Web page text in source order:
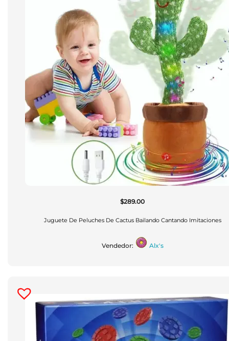
$289.00
Juguete De Peluches De Cactus Bailando Cantando Imitaciones
Vendedor: Alx's